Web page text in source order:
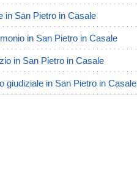
in San Pietro in Casale
in San Pietro in Casale
in San Pietro in Casale
giudiziale in San Pietro in Casale